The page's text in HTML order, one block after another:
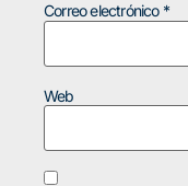
Correo electrónico *
Web